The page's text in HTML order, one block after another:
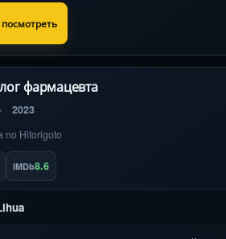
посмотреть
фармацевта
2023
no Hitorigoto
IMDb8.6